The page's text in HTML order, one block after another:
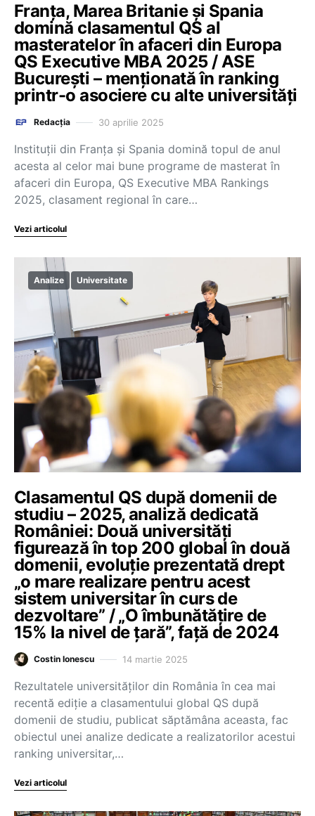
Franța, Marea Britanie și Spania
domină clasamentul QS al
masteratelor în afaceri din Europa
QS Executive MBA 2025 / ASE
București – menționată în ranking
printr-o asociere cu alte universități
Redacția 30 aprilie 2025
Instituții din Franța și Spania domină topul de anul
acesta al celor mai bune programe de masterat în
afaceri din Europa, QS Executive MBA Rankings
2025, clasament regional în care…
Vezi articolul
Analize Universitate
Clasamentul QS după domenii de
studiu – 2025, analiză dedicată
României: Două universități
figurează în top 200 global în două
domenii, evoluție prezentată drept
„o mare realizare pentru acest
sistem universitar în curs de
dezvoltare” / „O îmbunătățire de
15% la nivel de țară”, față de 2024
Costin Ionescu 14 martie 2025
Rezultatele universităților din România în cea mai
recentă ediție a clasamentului global QS după
domenii de studiu, publicat săptămâna aceasta, fac
obiectul unei analize dedicate a realizatorilor acestui
ranking universitar,…
Vezi articolul